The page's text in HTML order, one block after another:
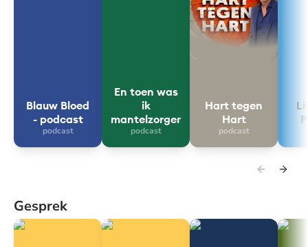
podcast
Blauw Bloed
- podcast
podcast
En toen was
ik
mantelzorger
podcast
Hart tegen
Hart
Gesprek
Dit Dus! | Goed leven, hoe doe je dat?
Eerst Dit / In het diepeHet Ene Moment Ik